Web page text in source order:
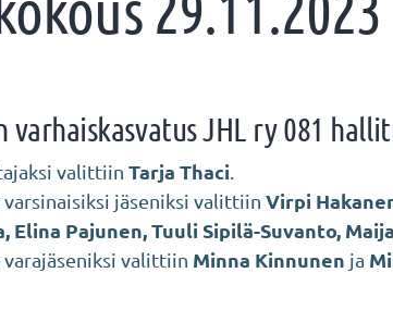
varhaiskasvatus JHL ry 081
valittiin Tarja Thaci
jäseniksi valittiin Virpi
Elina Pajunen, Tuuli Sipilä-Suvanto,
valittiin Minna Kinnunen ja